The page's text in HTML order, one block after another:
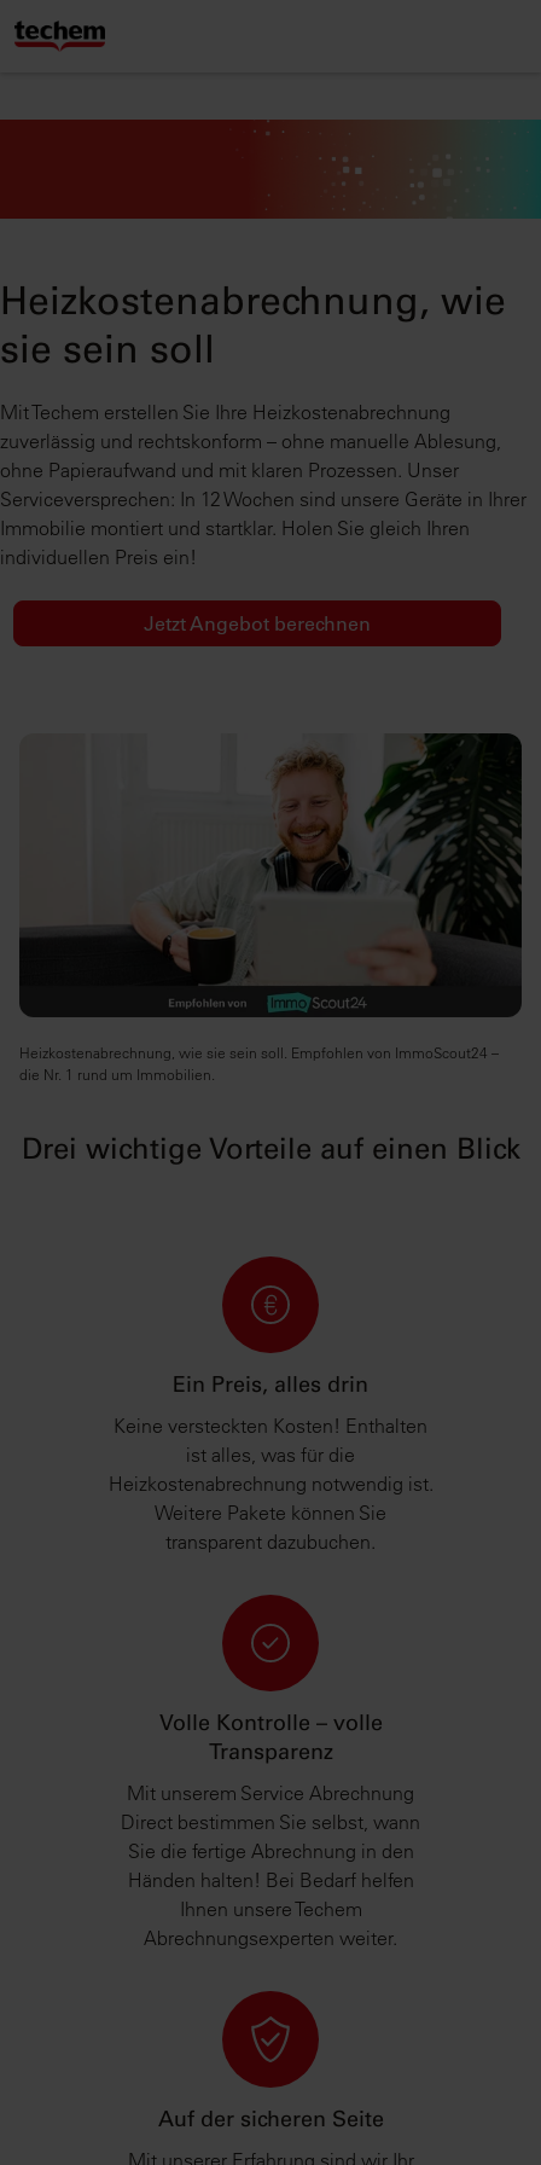
Heizkosten­abrechnung, wie
sie sein soll
Mit Techem erstellen Sie Ihre Heizkostenabrechnung
zuverlässig und rechtskonform – ohne manuelle Ablesung,
ohne Papieraufwand und mit klaren Prozessen. Unser
Serviceversprechen: In 12 Wochen sind unsere Geräte in Ihrer
Immobilie montiert und startklar. Holen Sie gleich Ihren
individuellen Preis ein!
Jetzt Angebot berechnen
Heizkostenabrechnung, wie sie sein soll. Empfohlen von ImmoScout24 –
die Nr. 1 rund um Immobilien.
Drei wichtige Vorteile auf einen Blick
Ein Preis, alles drin
Keine versteckten Kosten! Enthalten
ist alles, was für die
Heizkostenabrechnung notwendig ist.
Weitere Pakete können Sie
transparent dazubuchen.
Volle Kontrolle – volle
Transparenz
Mit unserem Service Abrechnung
Direct bestimmen Sie selbst, wann
Sie die fertige Abrechnung in den
Händen halten! Bei Bedarf helfen
Ihnen unsere Techem
Abrechnungsexperten weiter.
Auf der sicheren Seite
Mit unserer Erfahrung sind wir Ihr